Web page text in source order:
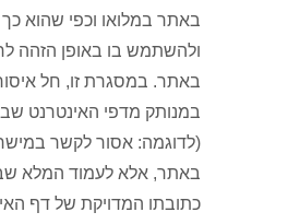
באתר במלואו וכפי שהוא כך
ולהשתמש בו באופן הזהה
באתר. במסגרת זו, חל
במנותק מדפי האינטרנט
(לדוגמה: אסור לקשר
באתר, אלא לעמוד המלא
כתובתו המדויקת של דף